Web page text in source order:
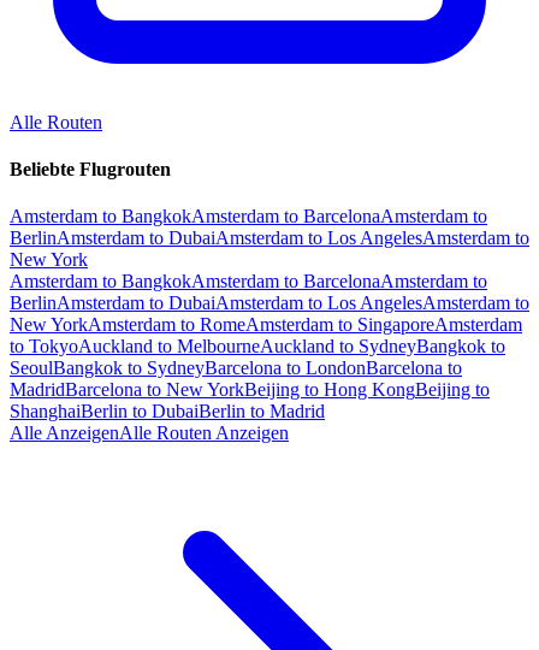
Alle Routen
Beliebte Flugrouten
Amsterdam to BangkokAmsterdam to BarcelonaAmsterdam to
BerlinAmsterdam to DubaiAmsterdam to Los AngelesAmsterdam to
New York
Amsterdam to BangkokAmsterdam to BarcelonaAmsterdam to
BerlinAmsterdam to DubaiAmsterdam to Los AngelesAmsterdam to
New YorkAmsterdam to RomeAmsterdam to SingaporeAmsterdam
to TokyoAuckland to MelbourneAuckland to SydneyBangkok to
SeoulBangkok to SydneyBarcelona to LondonBarcelona to
MadridBarcelona to New YorkBeijing to Hong KongBeijing to
ShanghaiBerlin to DubaiBerlin to Madrid
Alle AnzeigenAlle Routen Anzeigen